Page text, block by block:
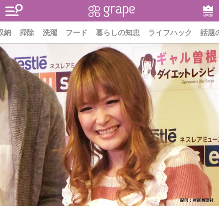
RANK
納 掃除 洗濯 フード 暮らしの知恵 ライフハック 話題